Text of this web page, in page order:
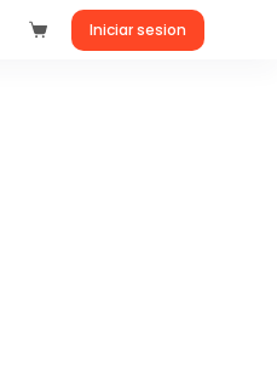
Carro
Iniciar sesion